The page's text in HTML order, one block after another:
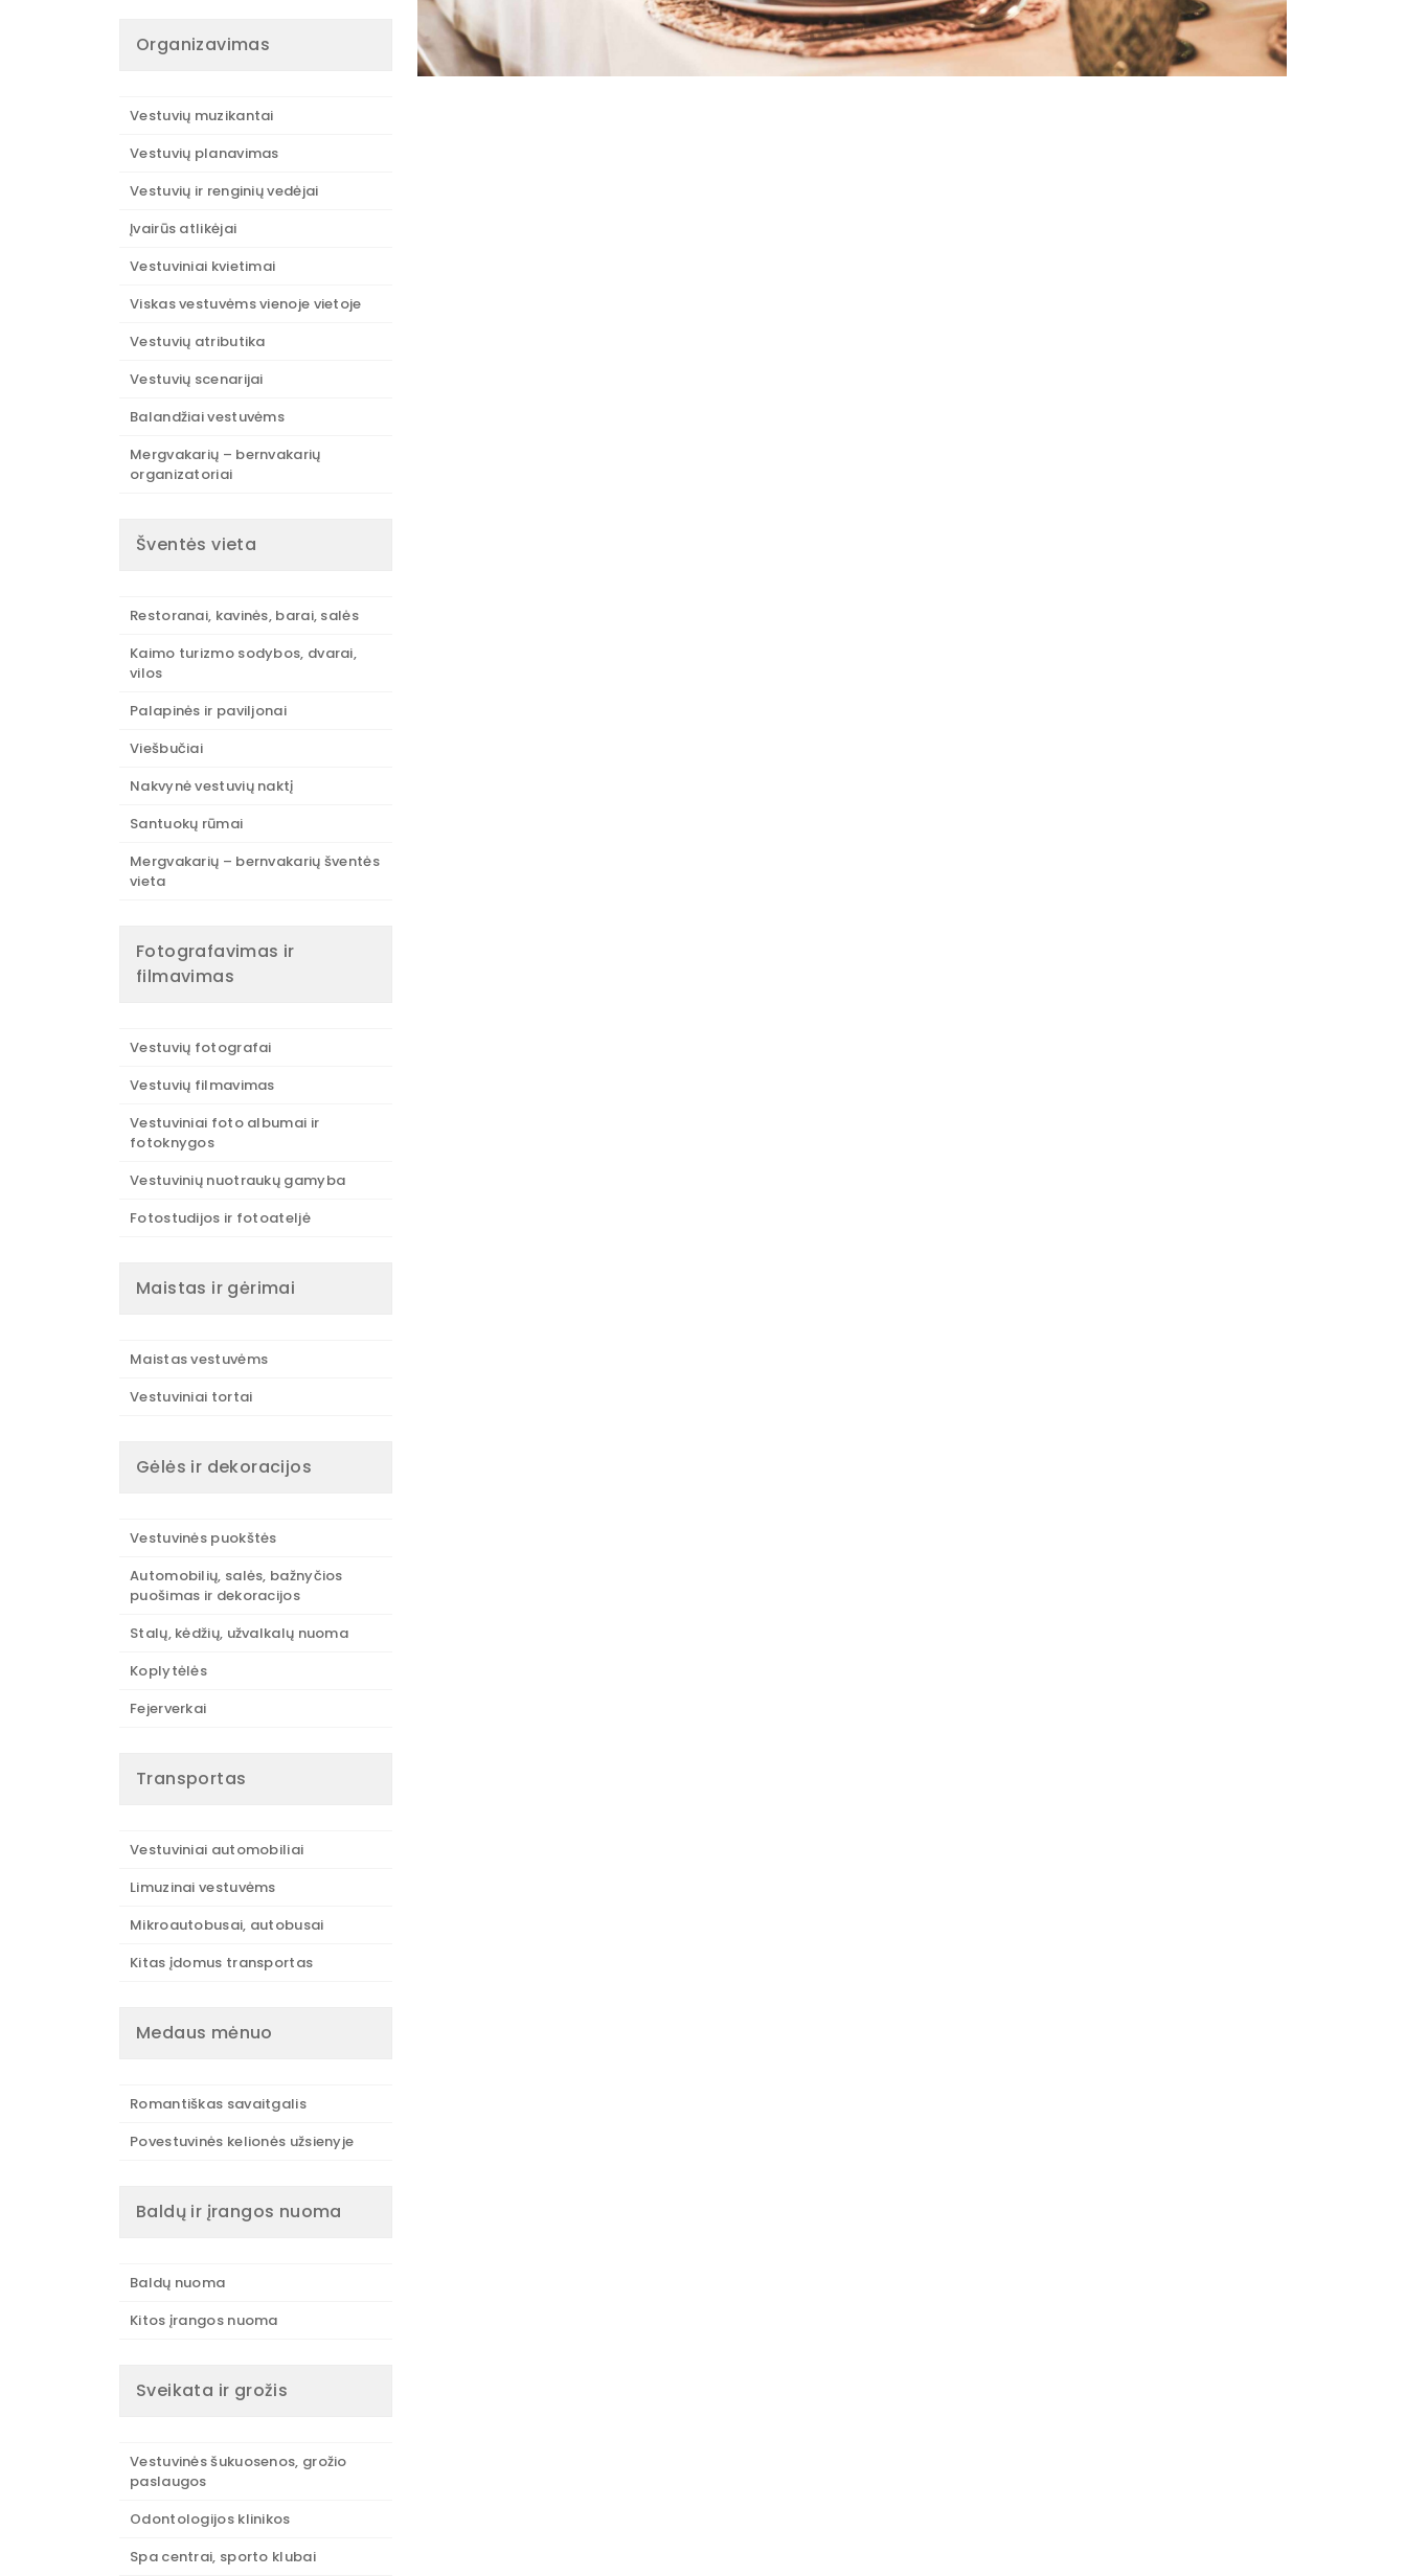
Organizavimas
Vestuvių muzikantai
Vestuvių planavimas
Vestuvių ir renginių vedėjai
Įvairūs atlikėjai
Vestuviniai kvietimai
Viskas vestuvėms vienoje vietoje
Vestuvių atributika
Vestuvių scenarijai
Balandžiai vestuvėms
Mergvakarių – bernvakarių
organizatoriai
Šventės vieta
Restoranai, kavinės, barai, salės
Kaimo turizmo sodybos, dvarai,
vilos
Palapinės ir paviljonai
Viešbučiai
Nakvynė vestuvių naktį
Santuokų rūmai
Mergvakarių – bernvakarių šventės
vieta
Fotografavimas ir
filmavimas
Vestuvių fotografai
Vestuvių filmavimas
Vestuviniai foto albumai ir
fotoknygos
Vestuvinių nuotraukų gamyba
Fotostudijos ir fotoateljė
Maistas ir gėrimai
Maistas vestuvėms
Vestuviniai tortai
Gėlės ir dekoracijos
Vestuvinės puokštės
Automobilių, salės, bažnyčios
puošimas ir dekoracijos
Stalų, kėdžių, užvalkalų nuoma
Koplytėlės
Fejerverkai
Transportas
Vestuviniai automobiliai
Limuzinai vestuvėms
Mikroautobusai, autobusai
Kitas įdomus transportas
Medaus mėnuo
Romantiškas savaitgalis
Povestuvinės kelionės užsienyje
Baldų ir įrangos nuoma
Baldų nuoma
Kitos įrangos nuoma
Sveikata ir grožis
Vestuvinės šukuosenos, grožio
paslaugos
Odontologijos klinikos
Spa centrai, sporto klubai